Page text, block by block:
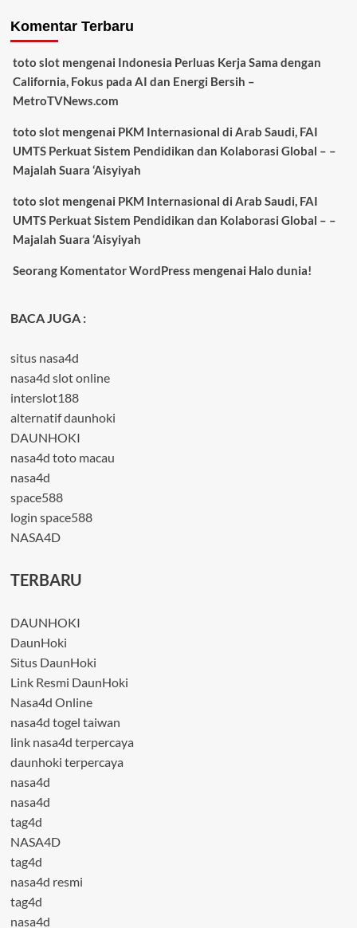
Komentar Terbaru
toto slotmengenai Indonesia Perluas Kerja Sama dengan
California, Fokus pada AI dan Energi Bersih –
MetroTVNews.com
toto slotmengenai PKM Internasional di Arab Saudi, FAI
UMTS Perkuat Sistem Pendidikan dan Kolaborasi Global – –
Majalah Suara ‘Aisyiyah
toto slotmengenai PKM Internasional di Arab Saudi, FAI
UMTS Perkuat Sistem Pendidikan dan Kolaborasi Global – –
Majalah Suara ‘Aisyiyah
Seorang Komentator WordPress mengenai Halo dunia!
BACA JUGA :
situs nasa4d
nasa4d slot online
interslot188
alternatif daunhoki
DAUNHOKI
nasa4d toto macau
nasa4d
space588
login space588
NASA4D
TERBARU
DAUNHOKI
DaunHoki
Situs DaunHoki
Link Resmi DaunHoki
Nasa4d Online
nasa4d togel taiwan
link nasa4d terpercaya
daunhoki terpercaya
nasa4d
nasa4d
tag4d
NASA4D
tag4d
nasa4d resmi
tag4d
nasa4d